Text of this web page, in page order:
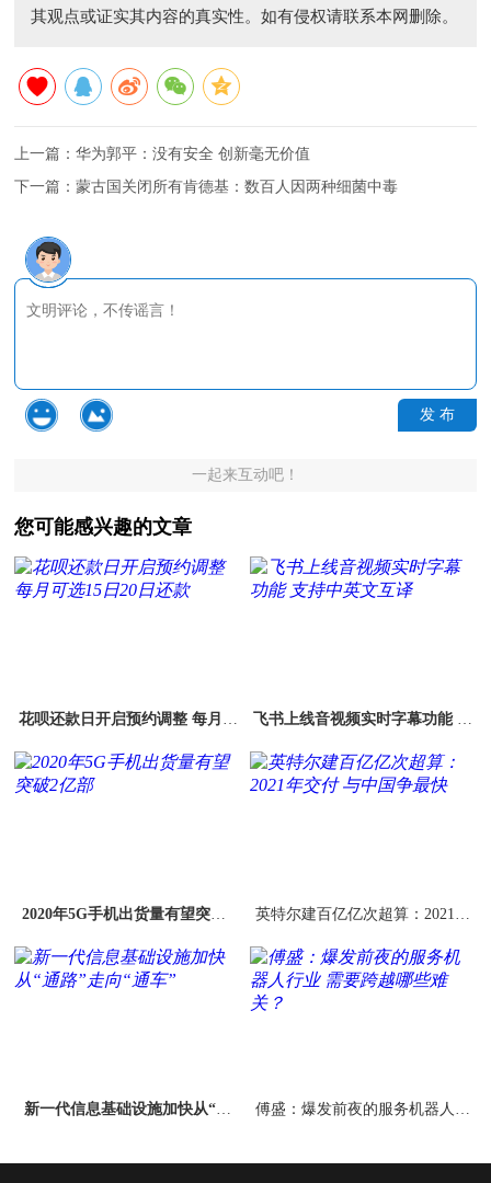
其观点或证实其内容的真实性。如有侵权请联系本网删除。
上一篇：华为郭平：没有安全 创新毫无价值
下一篇：蒙古国关闭所有肯德基：数百人因两种细菌中毒
发 布
一起来互动吧！
您可能感兴趣的文章
花呗还款日开启预约调整 每月可
飞书上线音视频实时字幕功能 支
2020年5G手机出货量有望突破2
英特尔建百亿亿次超算：2021年
新一代信息基础设施加快从“通
傅盛：爆发前夜的服务机器人行